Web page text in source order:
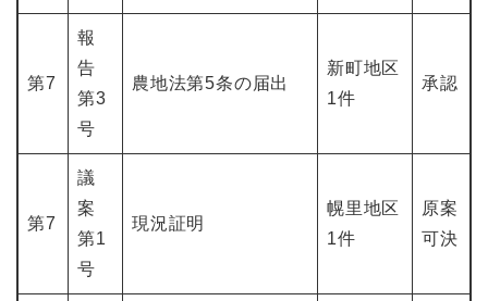
第7
報
告
第3
号
農地法第5条の届出
新町地区
1件
承認
第7
議
案
第1
号
現況証明
幌里地区
1件
原案
可決